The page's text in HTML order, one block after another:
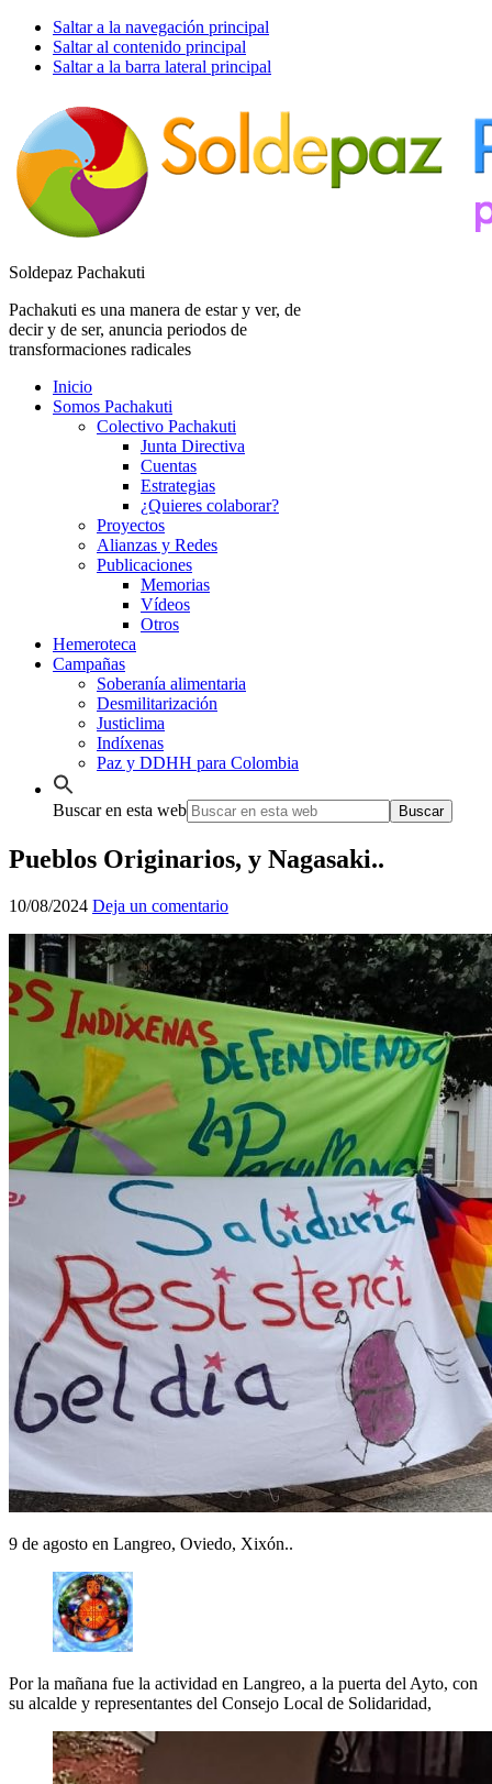
Saltar a la navegación principal
Saltar al contenido principal
Saltar a la barra lateral principal
Soldepaz Pachakuti
Pachakuti es una manera de estar y ver, de
decir y de ser, anuncia periodos de
transformaciones radicales
Inicio
Somos Pachakuti
Colectivo Pachakuti
Junta Directiva
Cuentas
Estrategias
¿Quieres colaborar?
Proyectos
Alianzas y Redes
Publicaciones
Memorias
Vídeos
Otros
Hemeroteca
Campañas
Soberanía alimentaria
Desmilitarización
Justiclima
Indíxenas
Paz y DDHH para Colombia
Buscar en esta web
Pueblos Originarios, y Nagasaki..
10/08/2024 Deja un comentario
9 de agosto en Langreo, Oviedo, Xixón..
Por la mañana fue la actividad en Langreo, a la puerta del Ayto, con
su alcalde y representantes del Consejo Local de Solidaridad,